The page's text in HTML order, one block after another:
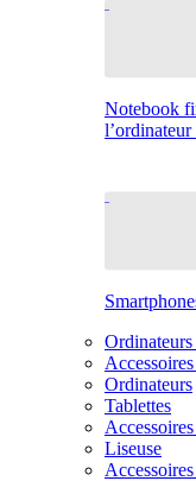
Notebook
Ordinateurs
Tablettes
Liseuse